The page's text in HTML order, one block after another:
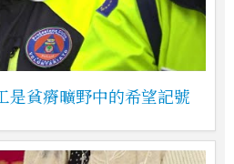
是貧瘠曠野中的希望記號